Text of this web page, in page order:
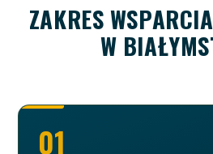
ZAKRES
W
01